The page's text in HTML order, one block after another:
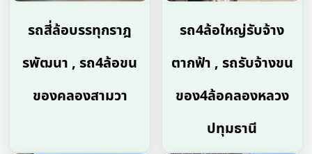
รถสี่ล้อบรรทุกราฎ
รพัฒนา , รถ4ล้อขน
ของคลองสามวา
รถ4ล้อใหญ่รับจ้าง
ตากฟ้า , รถรับจ้างขน
ของ4ล้อคลองหลวง
ปทุมธานี